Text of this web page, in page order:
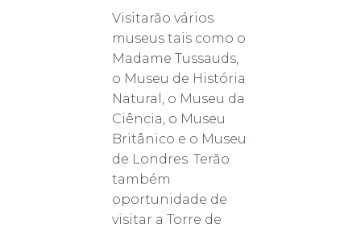
Visitarão vários
museus tais como o
Madame Tussauds,
o Museu de História
Natural, o Museu da
Ciência, o Museu
Britânico e o Museu
de Londres. Terão
também
oportunidade de
visitar a Torre de